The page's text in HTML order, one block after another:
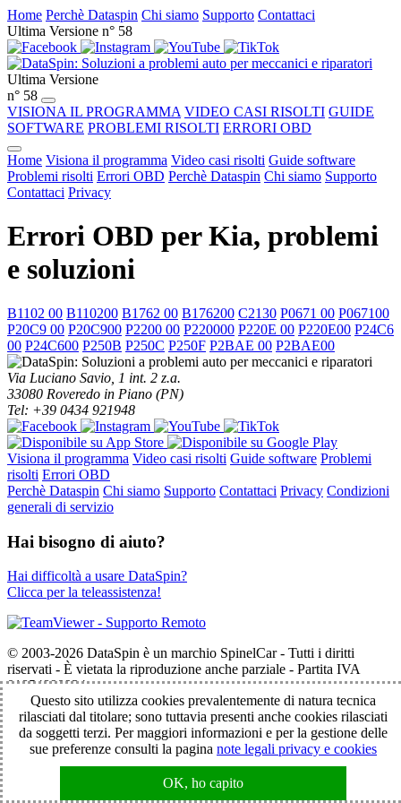
Home Perchè Dataspin Chi siamo Supporto Contattaci
Ultima Versione n° 58
Ultima Versione
n° 58
VISIONA IL PROGRAMMA VIDEO CASI RISOLTI GUIDE
SOFTWARE PROBLEMI RISOLTI ERRORI OBD
Home Visiona il programma Video casi risolti Guide software
Problemi risolti Errori OBD Perchè Dataspin Chi siamo Supporto
Contattaci Privacy
Errori OBD per Kia, problemi
e soluzioni
B1102 00 B110200 B1762 00 B176200 C2130 P0671 00 P067100
P20C9 00 P20C900 P2200 00 P220000 P220E 00 P220E00 P24C6
00 P24C600 P250B P250C P250F P2BAE 00 P2BAE00
Via Luciano Savio, 1 int. 2 z.a.
33080 Roveredo in Piano (PN)
Tel: +39 0434 921948
Visiona il programma Video casi risolti Guide software Problemi
risolti Errori OBD
Perchè Dataspin Chi siamo Supporto Contattaci Privacy Condizioni
generali di servizio
Hai bisogno di aiuto?
Hai difficoltà a usare DataSpin?
Clicca per la teleassistenza!
© 2003-2026 DataSpin è un marchio SpinelCar - Tutti i diritti
riservati - È vietata la riproduzione anche parziale - Partita IVA
01854890934
Questo sito utilizza cookies prevalentemente di natura tecnica
rilasciati dal titolare; sono tuttavia presenti anche cookies rilasciati
da soggetti terzi. Per maggiori informazioni e per la gestione delle
sue preferenze consulti la pagina note legali privacy e cookies
OK, ho capito